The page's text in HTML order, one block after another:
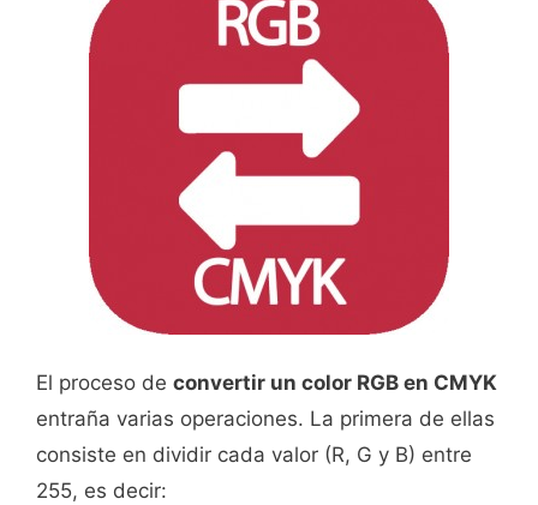
El proceso de convertir un color RGB en CMYK
entraña varias operaciones. La primera de ellas
consiste en dividir cada valor (R, G y B) entre
255, es decir: